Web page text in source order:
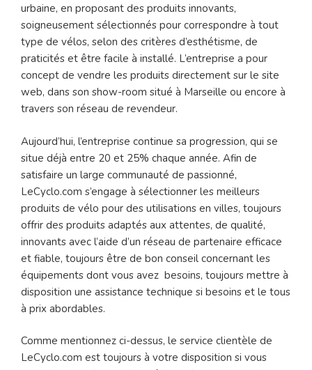
urbaine, en proposant des produits innovants,
soigneusement sélectionnés pour correspondre à tout
type de vélos, selon des critères d’esthétisme, de
praticités et être facile à installé. L’entreprise a pour
concept de vendre les produits directement sur le site
web, dans son show-room situé à Marseille ou encore à
travers son réseau de revendeur.
Aujourd’hui, l’entreprise continue sa progression, qui se
situe déjà entre 20 et 25% chaque année. Afin de
satisfaire un large communauté de passionné,
LeCyclo.com s’engage à sélectionner les meilleurs
produits de vélo pour des utilisations en villes, toujours
offrir des produits adaptés aux attentes, de qualité,
innovants avec l’aide d’un réseau de partenaire efficace
et fiable, toujours être de bon conseil concernant les
équipements dont vous avez besoins, toujours mettre à
disposition une assistance technique si besoins et le tous
à prix abordables.
Comme mentionnez ci-dessus, le service clientèle de
LeCyclo.com est toujours à votre disposition si vous